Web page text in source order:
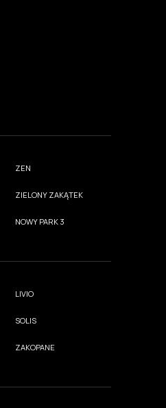
ZEN
ZIELONY ZAKĄTEK
NOWY PARK 3
LIVIO
SOLIS
ZAKOPANE